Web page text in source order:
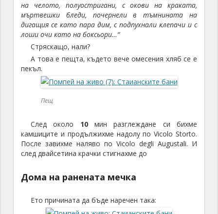
на челото, полуостригани, с окови на краката,
мъртвешки бледи, почернели в тъмнината на
дигащия се като пара дим, с подпухнали клепачи и с
лоши очи като на боксьори…“
Стряскащо, нали?
А това е пещта, където вече омесения хляб се е
пекъл.
Пещ
След около 10мин разглеждане си бихме
камшиците и продължихме надолу по Vicolo Storto.
После завихме наляво по Vicolo degli Augustali. И
след двайсетина крачки стигнахме до
Дома на ранената мечка
Ето причината да бъде наречен така: